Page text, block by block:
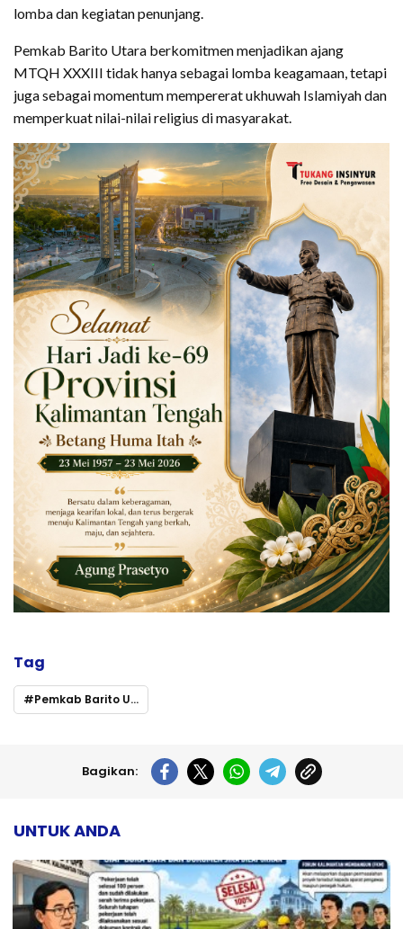
lomba dan kegiatan penunjang.
Pemkab Barito Utara berkomitmen menjadikan ajang
MTQH XXXIII tidak hanya sebagai lomba keagamaan, tetapi
juga sebagai momentum mempererat ukhuwah Islamiyah dan
memperkuat nilai-nilai religius di masyarakat.
Tag
Pemkab Barito Utara Matangkan Persiapan MTQH XXXIII Tingkat Provinsi Kaltteng 2025
Bagikan:
UNTUK ANDA